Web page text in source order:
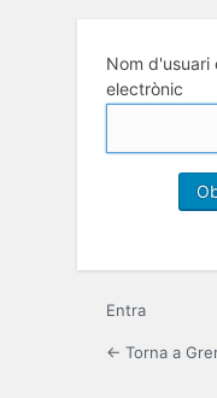
Nom d'usuari
electrònic
Entra
← Torna a